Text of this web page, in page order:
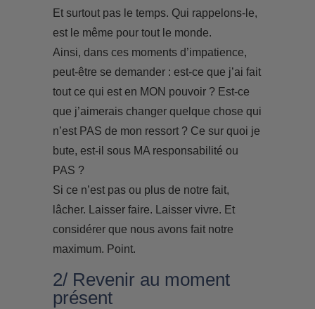
Et surtout pas le temps. Qui rappelons-le,
est le même pour tout le monde.
Ainsi, dans ces moments d’impatience,
peut-être se demander : est-ce que j’ai fait
tout ce qui est en MON pouvoir ? Est-ce
que j’aimerais changer quelque chose qui
n’est PAS de mon ressort ? Ce sur quoi je
bute, est-il sous MA responsabilité ou
PAS ?
Si ce n’est pas ou plus de notre fait,
lâcher. Laisser faire. Laisser vivre. Et
considérer que nous avons fait notre
maximum. Point.
2/ Revenir au moment
présent